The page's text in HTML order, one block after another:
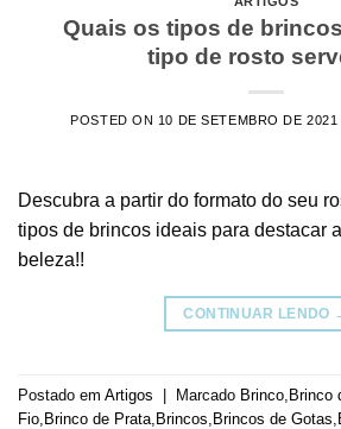
Quais os tipos de
tipo de rosto
POSTED ON 10 DE SETEMBRO DE 2021
Descubra a partir do formato do seu
tipos de brincos ideais para destacar
beleza!!
CONTINUAR LENDO
Postado em Artigos | Marcado Brinco Brinco
Fio Brinco de Prata Brincos Brincos de Gotas